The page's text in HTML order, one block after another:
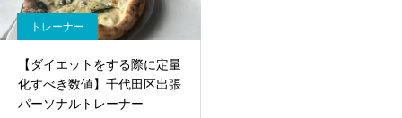
トレーナー
【ダイエットをする際に定量
化すべき数値】千代田区出張
パーソナルトレーナー